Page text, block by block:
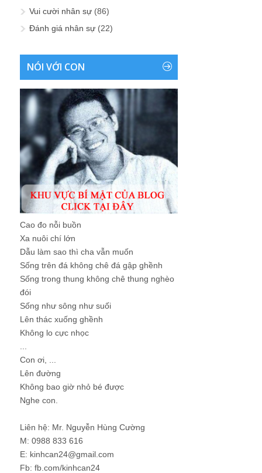
Vui cười nhân sự (86)
Đánh giá nhân sự (22)
NÓI VỚI CON
Cao đo nỗi buồn
Xa nuôi chí lớn
Dẫu làm sao thì cha vẫn muốn
Sống trên đá không chê đá gập ghềnh
Sống trong thung không chê thung nghèo
đói
Sống như sông như suối
Lên thác xuống ghềnh
Không lo cực nhọc
Con ơi, ...
Lên đường
Không bao giờ nhỏ bé được
Nghe con.
Liên hệ: Mr. Nguyễn Hùng Cường
M: 0988 833 616
E: kinhcan24@gmail.com
Fb: fb.com/kinhcan24